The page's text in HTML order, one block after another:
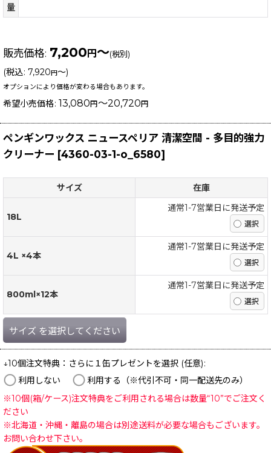
量
販売価格: 7,200円～(税別)
(税込: 7,920円～)
オプションにより価格が変わる場合もあります。
希望小売価格: 13,080円～20,720円
ペンギンワックス ニュースペリア 清潔空間 - 多目的強力
クリーナー [4360-03-1-o_6580]
サイズ 在庫
18L
通常1-7営業日に発送予定
4L ×4本
通常1-7営業日に発送予定
800ml×12本
通常1-7営業日に発送予定
サイズ を選択してください
↓10個注文特典：さらに１缶プレゼントを選択 (任意):
利用しない
利用する（※代引不可・同一配送先のみ）
※10個(箱/ケース)注文特典をご利用される場合は数量“10”でご注文く
ださい
※北海道・沖縄・離島の場合は別途送料が必要な場合もございます。
お問い合わせ下さい。